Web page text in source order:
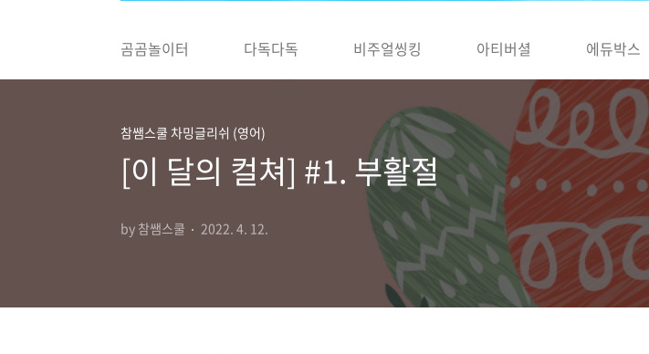
곰곰놀이터 다독다독 비주얼씽킹 아티버셜 에듀박스
참쌤스쿨 차밍글리쉬 (영어)
[이 달의 컬쳐] #1. 부활절
by 참쌤스쿨 2022. 4. 12.